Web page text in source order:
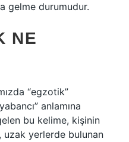
gelme durumudur.
NE
“egzotik”
anlamına
bu kelime, kişinin
uzak yerlerde bulunan